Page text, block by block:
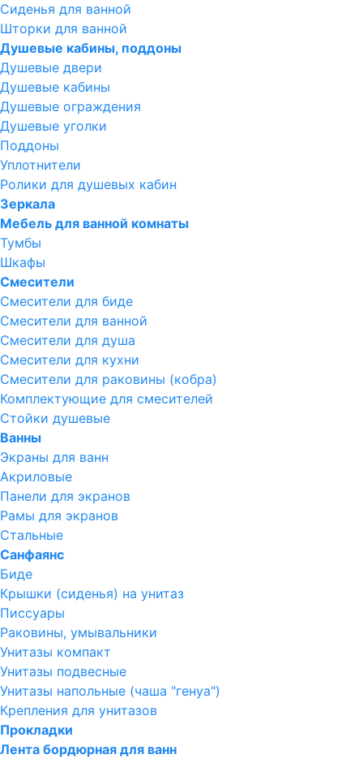
Сиденья для ванной
Шторки для ванной
Душевые кабины, поддоны
Душевые двери
Душевые кабины
Душевые ограждения
Душевые уголки
Поддоны
Уплотнители
Ролики для душевых кабин
Зеркала
Мебель для ванной комнаты
Тумбы
Шкафы
Смесители
Смесители для биде
Смесители для ванной
Смесители для душа
Смесители для кухни
Смесители для раковины (кобра)
Комплектующие для смесителей
Стойки душевые
Ванны
Экраны для ванн
Акриловые
Панели для экранов
Рамы для экранов
Стальные
Санфаянс
Биде
Крышки (сиденья) на унитаз
Писсуары
Раковины, умывальники
Унитазы компакт
Унитазы подвесные
Унитазы напольные (чаша "генуа")
Крепления для унитазов
Прокладки
Лента бордюрная для ванн